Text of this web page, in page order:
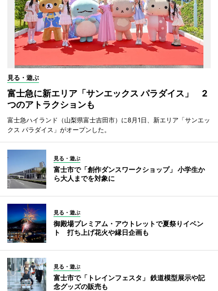
見る・遊ぶ
富士急に新エリア「サンエックス パラダイス」 2
つのアトラクションも
富士急ハイランド（山梨県富士吉田市）に8月1日、新エリア「サンエッ
クス パラダイス」がオープンした。
見る・遊ぶ
富士市で「創作ダンスワークショップ」 小学生か
ら大人までを対象に
見る・遊ぶ
御殿場プレミアム・アウトレットで夏祭りイベン
ト 打ち上げ花火や縁日企画も
見る・遊ぶ
富士市で「トレインフェスタ」 鉄道模型展示や記
念グッズの販売も